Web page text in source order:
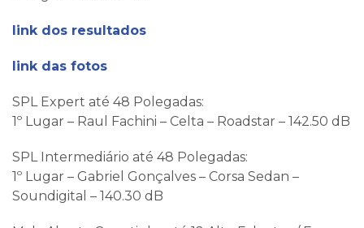
link dos resultados
link das fotos
SPL Expert até 48 Polegadas:
1º Lugar – Raul Fachini – Celta – Roadstar – 142.50 dB
SPL Intermediário até 48 Polegadas:
1º Lugar – Gabriel Gonçalves – Corsa Sedan –
Soundigital – 140.30 dB